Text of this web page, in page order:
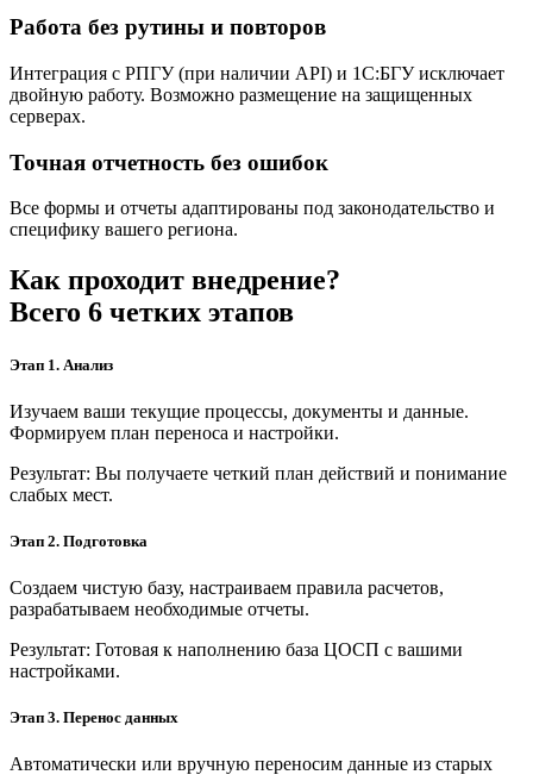
Работа без рутины и повторов
Интеграция с РПГУ (при наличии API) и 1С:БГУ исключает
двойную работу. Возможно размещение на защищенных
серверах.
Точная отчетность без ошибок
Все формы и отчеты адаптированы под законодательство и
специфику вашего региона.
Как проходит внедрение?
Всего 6 четких этапов
Этап 1. Анализ
Изучаем ваши текущие процессы, документы и данные.
Формируем план переноса и настройки.
Результат: Вы получаете четкий план действий и понимание
слабых мест.
Этап 2. Подготовка
Создаем чистую базу, настраиваем правила расчетов,
разрабатываем необходимые отчеты.
Результат: Готовая к наполнению база ЦОСП с вашими
настройками.
Этап 3. Перенос данных
Автоматически или вручную переносим данные из старых